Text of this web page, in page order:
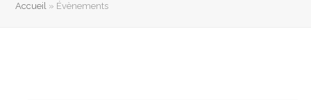
Accueil » Évènements